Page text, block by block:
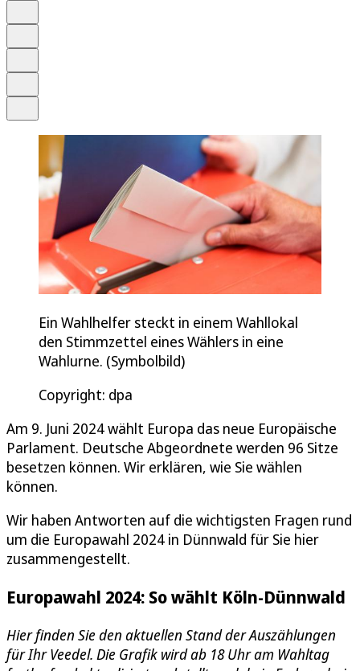
Ein Wahlhelfer steckt in einem Wahllokal
den Stimmzettel eines Wählers in eine
Wahlurne. (Symbolbild)
Copyright: dpa
Am 9. Juni 2024 wählt Europa das neue Europäische
Parlament. Deutsche Abgeordnete werden 96 Sitze
besetzen können. Wir erklären, wie Sie wählen
können.
Wir haben Antworten auf die wichtigsten Fragen rund
um die Europawahl 2024 in Dünnwald für Sie hier
zusammengestellt.
Europawahl 2024: So wählt Köln-Dünnwald
Hier finden Sie den aktuellen Stand der Auszählungen
für Ihr Veedel. Die Grafik wird ab 18 Uhr am Wahltag